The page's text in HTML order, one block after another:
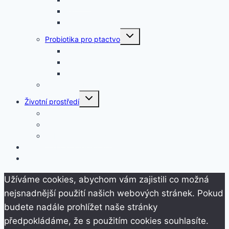
Probiotika pro ptactvo
Toggle
child
Životní prostředí
Toggle
child
Užíváme cookies, abychom vám zajistili co možná
nejsnadnější použití našich webových stránek. Pokud
budete nadále prohlížet naše stránky
předpokládáme, že s použitím cookies souhlasíte.